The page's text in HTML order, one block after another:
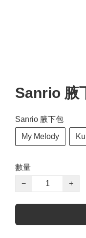
Sanrio 腋
Sanrio 腋下包
My Melody
數量
−
+